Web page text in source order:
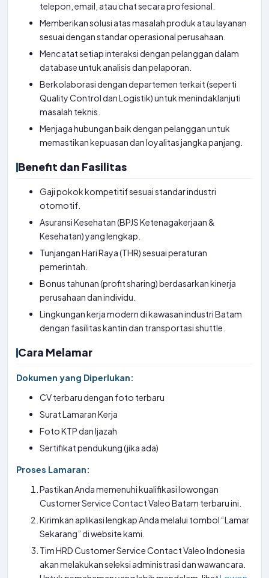
telepon, email, atau chat secara profesional.
Memberikan solusi atas masalah produk atau layanan
sesuai dengan standar operasional perusahaan.
Mencatat setiap interaksi dengan pelanggan dalam
database untuk analisis dan pelaporan.
Berkolaborasi dengan departemen terkait (seperti
Quality Control dan Logistik) untuk menindaklanjuti
masalah teknis.
Menjaga hubungan baik dengan pelanggan untuk
memastikan kepuasan dan loyalitas jangka panjang.
Benefit dan Fasilitas
Gaji pokok kompetitif sesuai standar industri
otomotif.
Asuransi Kesehatan (BPJS Ketenagakerjaan &
Kesehatan) yang lengkap.
Tunjangan Hari Raya (THR) sesuai peraturan
pemerintah.
Bonus tahunan (profit sharing) berdasarkan kinerja
perusahaan dan individu.
Lingkungan kerja modern di kawasan industri Batam
dengan fasilitas kantin dan transportasi shuttle.
Cara Melamar
Dokumen yang Diperlukan:
CV terbaru dengan foto terbaru
Surat Lamaran Kerja
Foto KTP dan Ijazah
Sertifikat pendukung (jika ada)
Proses Lamaran:
Pastikan Anda memenuhi kualifikasi lowongan
Customer Service Contact Valeo Batam terbaru ini.
Kirimkan aplikasi lengkap Anda melalui tombol “Lamar
Sekarang” di website kami.
Tim HRD Customer Service Contact Valeo Indonesia
akan melakukan seleksi administrasi dan wawancara.